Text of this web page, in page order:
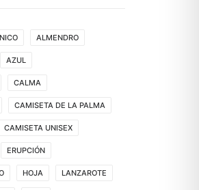
ALMENDRO
AZUL
CALMA
CAMISETA DE LA PALMA
CAMISETA UNISEX
ERUPCIÓN
HOJA LANZAROTE